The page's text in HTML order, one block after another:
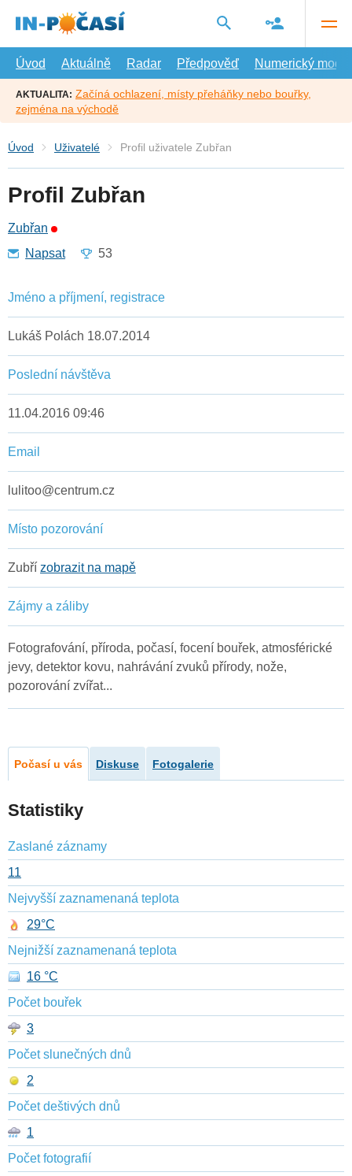
hlavní
Úvod
Aktuálně Radar Předpověď Numerický model
AKTUALITA: Začíná ochlazení, místy přeháňky nebo bouřky,
zejména na východě
Úvod Uživatelé Profil uživatele Zubřan
Profil Zubřan
Zubřan
Napsat
53
Jméno a příjmení, registrace
Lukáš Polách 18.07.2014
Poslední návštěva
11.04.2016 09:46
Email
lulitoo@centrum.cz
Místo pozorování
Zubří zobrazit na mapě
Zájmy a záliby
Fotografování, příroda, počasí, focení bouřek, atmosférické
jevy, detektor kovu, nahrávání zvuků přírody, nože,
pozorování zvířat...
Počasí u vás Diskuse Fotogalerie
Statistiky
Zaslané záznamy
11
Nejvyšší zaznamenaná teplota
29°C
Nejnižší zaznamenaná teplota
16 °C
Počet bouřek
3
Počet slunečných dnů
2
Počet deštivých dnů
1
Počet fotografií